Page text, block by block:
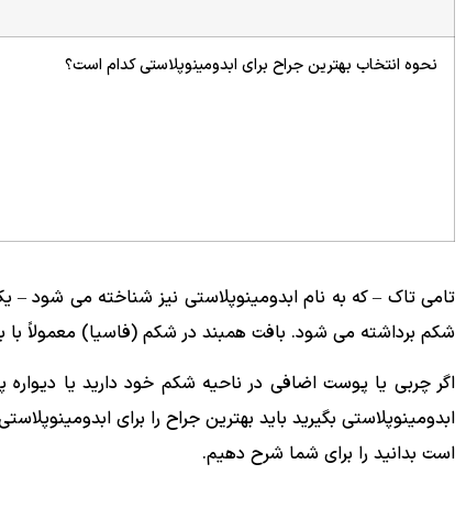
نحوه انتخاب بهترین جراح برای ابدومینوپلاستی کدام است؟
تامی تاک – که به نام ابدومینوپلاستی نیز شناخته می
شکم برداشته می شود. بافت همبند در شکم (فاسیا) معمولاً
اگر چربی یا پوست اضافی در ناحیه شکم خود دارید یا
ابدومینوپلاستی بگیرید باید بهترین جراح را برای
است بدانید را برای شما شرح دهیم.